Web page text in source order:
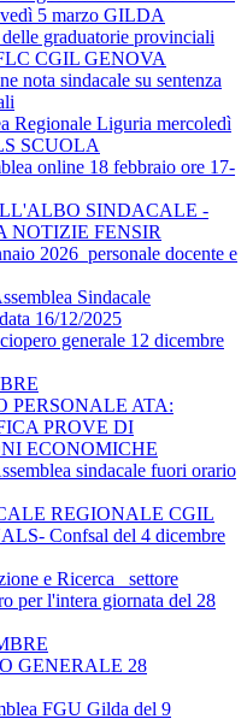
5 marzo GILDA
graduatorie provinciali
CGIL GENOVA
nota sindacale su sentenza
Regionale Liguria mercoledì
SCUOLA
online 18 febbraio ore 17-
SINDACALE -
NOTIZIE FENSIR
2026_personale docente e
Sindacale
16/12/2025
generale 12 dicembre
PERSONALE ATA:
PROVE DI
ECONOMICHE
sindacale fuori orario
REGIONALE CGIL
Confsal del 4 dicembre
e Ricerca_ settore
per l'intera giornata del 28
GENERALE 28
FGU Gilda del 9